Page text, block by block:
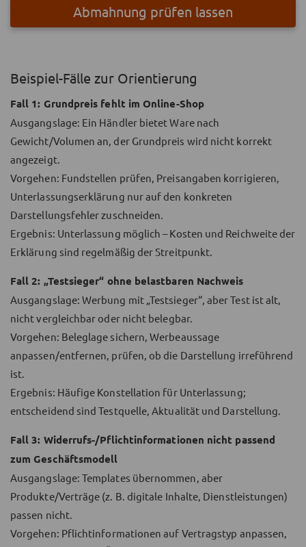
Abmahnung prüfen lassen
Beispiel-Fälle zur Orientierung
Fall 1: Grundpreis fehlt im Online-Shop
Ausgangslage: Ein Händler bietet Ware nach
Gewicht/Volumen an, der Grundpreis wird nicht korrekt
angezeigt.
Vorgehen: Fundstellen prüfen, Preisangaben korrigieren,
Unterlassungserklärung nur auf den konkreten
Darstellungsfehler zuschneiden.
Ergebnis: Unterlassung möglich – Kosten und Reichweite der
Erklärung sind regelmäßig der Streitpunkt.
Fall 2: „Testsieger“ ohne belastbaren Nachweis
Ausgangslage: Werbung mit „Testsieger“, aber Test ist alt,
nicht vergleichbar oder nicht belegbar.
Vorgehen: Beleglage sichern, Werbeaussage
anpassen/entfernen, prüfen, ob die Darstellung irreführend
ist.
Ergebnis: Häufige Konstellation für Unterlassung;
entscheidend sind Testquelle, Aktualität und Darstellung.
Fall 3: Widerrufs-/Pflichtinformationen nicht passend
zum Geschäftsmodell
Ausgangslage: Templates übernommen, aber
Produkte/Verträge (z. B. digitale Inhalte, Dienstleistungen)
passen nicht.
Vorgehen: Pflichtinformationen auf Vertragstyp anpassen,